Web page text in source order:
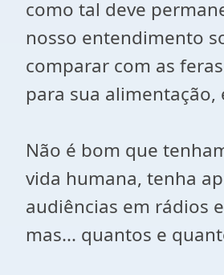
como tal deve
nosso entendimento
comparar com as
para sua
Não é bom que
vida humana, tenha
audiências em rádios
mas... quantos e